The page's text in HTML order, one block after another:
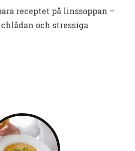
receptet på linssoppan –
och stressiga